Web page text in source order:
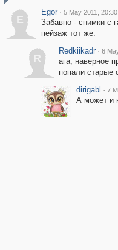
E
Egor · 5 May 2011, 20:30
Забавно - снимки с
пейзаж тот же.
R
Redkiikadr · 6
ага, наверное
попали старые
dirigabl · 7
А может и